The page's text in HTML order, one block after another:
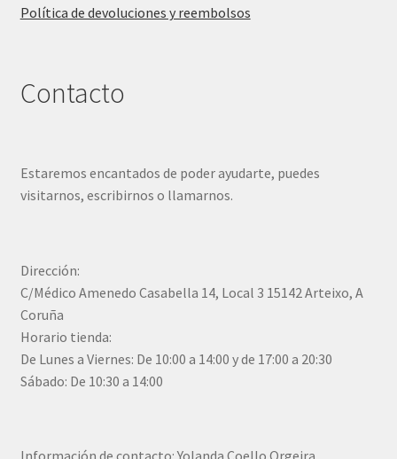
Política de devoluciones y reembolsos
Contacto
Estaremos encantados de poder ayudarte, puedes
visitarnos, escribirnos o llamarnos.
Dirección:
C/Médico Amenedo Casabella 14, Local 3 15142 Arteixo, A
Coruña
Horario tienda:
De Lunes a Viernes: De 10:00 a 14:00 y de 17:00 a 20:30
Sábado: De 10:30 a 14:00
Información de contacto: Yolanda Coello Orgeira